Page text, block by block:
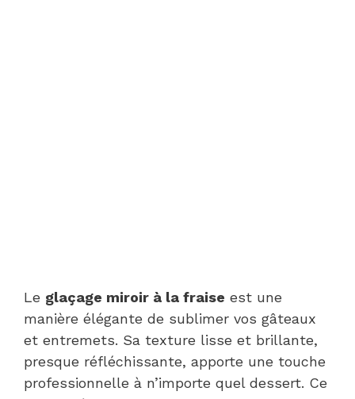
Le glaçage miroir à la fraise est une
manière élégante de sublimer vos gâteaux
et entremets. Sa texture lisse et brillante,
presque réfléchissante, apporte une touche
professionnelle à n’importe quel dessert. Ce